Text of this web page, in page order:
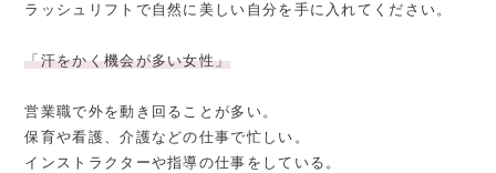
ラッシュリフトで自然に美しい自分を手に入れてください。
「汗をかく機会が多い女性」
営業職で外を動き回ることが多い。
保育や看護、介護などの仕事で忙しい。
インストラクターや指導の仕事をしている。